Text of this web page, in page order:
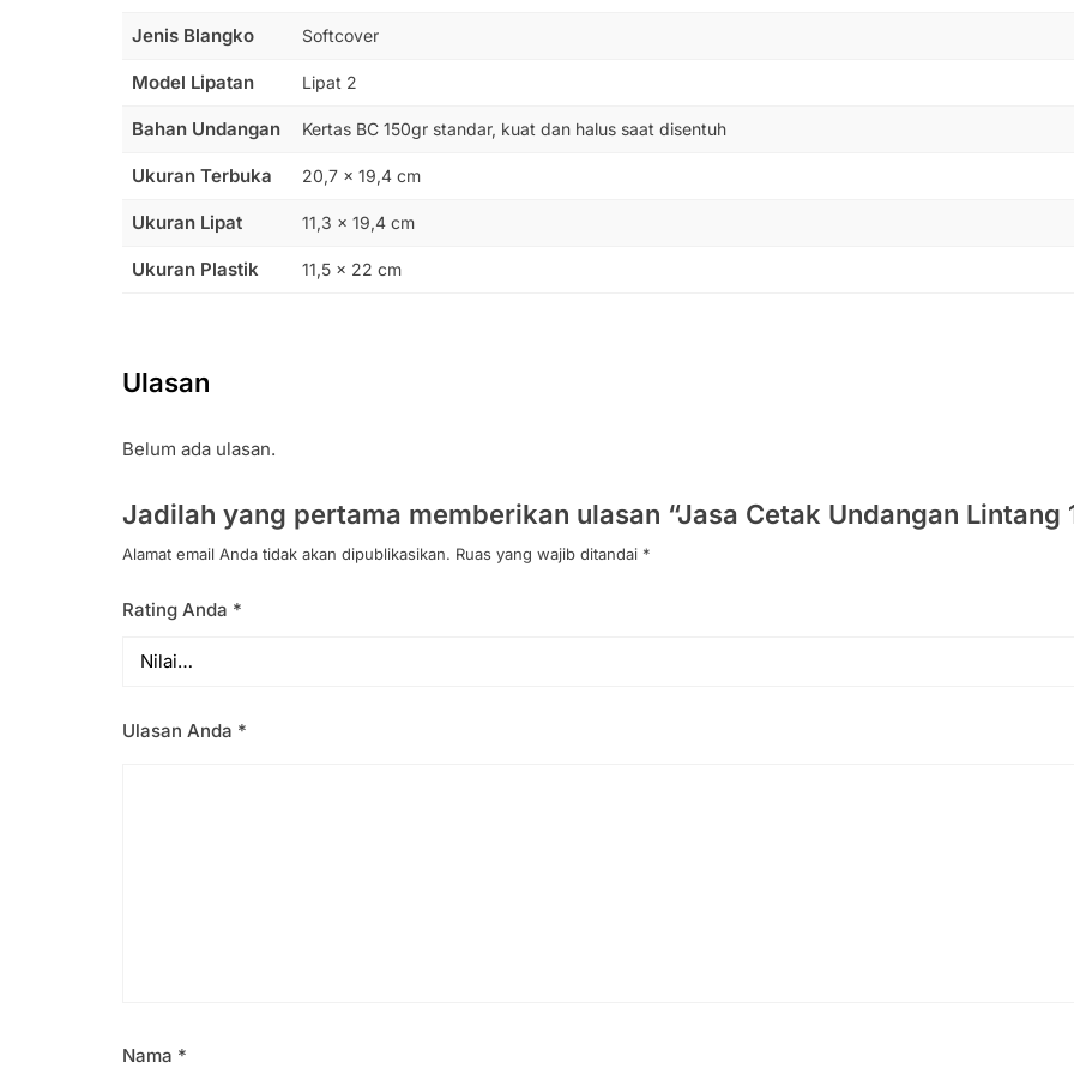
Jenis Blangko Softcover
Model Lipatan Lipat 2
Bahan Undangan Kertas BC 150gr standar, kuat dan halus saat disentuh
Ukuran Terbuka 20,7 x 19,4 cm
Ukuran Lipat 11,3 x 19,4 cm
Ukuran Plastik 11,5 x 22 cm
Ulasan
Belum ada ulasan.
Jadilah yang pertama memberikan ulasan “Jasa Cetak Undangan Lintang
Alamat email Anda tidak akan dipublikasikan. Ruas yang wajib ditandai *
Rating Anda *
Ulasan Anda *
Nama *